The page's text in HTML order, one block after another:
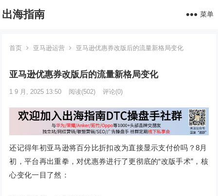
出海指南 菜单
首页 亚马逊运营 亚马逊优惠券改版后的流量新格局变化
亚马逊优惠券改版后的流量新格局变化
1 9 月, 2025 13:50 阅读(502) 评论(0)
还记得年初亚马逊将百分比折扣改为直接显示支付价吗？8月
初，平台再出重拳，对优惠券进行了更彻底的“改版手术”，核
心变化一目了然：